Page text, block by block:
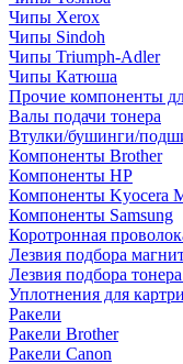
Чипы Xerox
Чипы Sindoh
Чипы Triumph-Adler
Чипы Катюша
Прочие компоненты
Валы подачи тонера
Втулки/бушинги/
Компоненты Brother
Компоненты HP
Компоненты Kyocera
Компоненты Samsung
Коротронная
Лезвия подбора
Лезвия подбора
Уплотнения для
Ракели
Ракели Brother
Ракели Canon